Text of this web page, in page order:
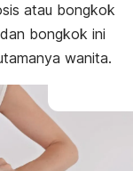
atau bongkok
bongkok ini
wanita.